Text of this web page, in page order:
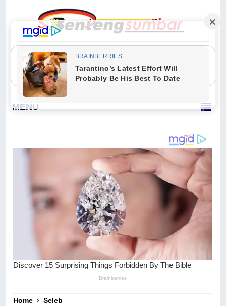
"Sesungguhnya Allah dan para malaikat-Nya berselawat untuk Nabi.
Wahai orang-orang yang beriman, berselawatlah kamu untuk Nabi dan
ucapkanlah salam dengan penuh penghormatan kepadanya." (Qs. Al
Ahzab Ayat 56)
MENU
Home ›Seleb